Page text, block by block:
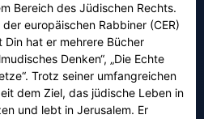
Bereich des Jüdischen Rechts.
europäischen Rabbiner (CER)
hat er mehrere Bücher
Denken“, „Die Echte
Trotz seiner umfangreichen
dem Ziel, das jüdische Leben in
und lebt in Jerusalem. Er